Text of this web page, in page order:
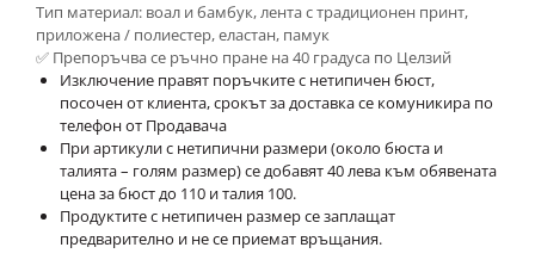
Тип материал: воал и бамбук, лента с традиционен принт,
приложена / полиестер, еластан, памук
✅ Препоръчва се ръчно пране на 40 градуса по Целзий
Изключение правят поръчките с нетипичен бюст,
посочен от клиента, срокът за доставка се комуникира по
телефон от Продавача
При артикули с нетипични размери (около бюста и
талията – голям размер) се добавят 40 лева към обявената
цена за бюст до 110 и талия 100.
Продуктите с нетипичен размер се заплащат
предварително и не се приемат връщания.